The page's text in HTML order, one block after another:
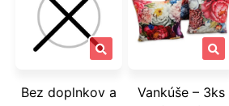
Bez doplnkov a
Vankúše – 3ks